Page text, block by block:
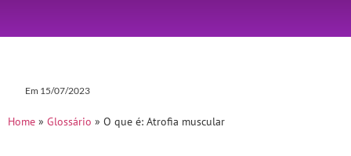
Em 15/07/2023
Home » Glossário » O que é: Atrofia muscular